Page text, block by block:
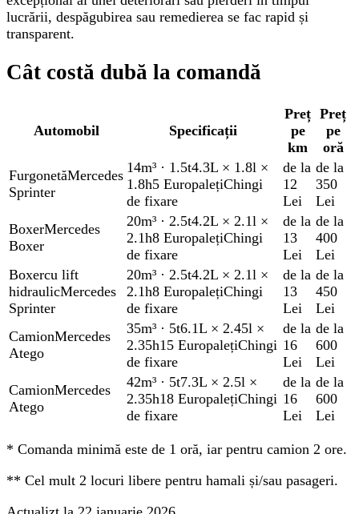
lucrării, despăgubirea sau remedierea se fac rapid și
transparent.
Cât costă dubă la comandă
Automobil Specificații
Preț
pe
km
Preț
pe
oră
FurgonetăMercedes
Sprinter
14m³ · 1.5t4.3L × 1.8l ×
1.8h5 EuropalețiChingi
de fixare
de la
12
Lei
de la
350
Lei
BoxerMercedes
Boxer
20m³ · 2.5t4.2L × 2.1l ×
2.1h8 EuropalețiChingi
de fixare
de la
13
Lei
de la
400
Lei
Boxercu lift
hidraulicMercedes
Sprinter
20m³ · 2.5t4.2L × 2.1l ×
2.1h8 EuropalețiChingi
de fixare
de la
13
Lei
de la
450
Lei
CamionMercedes
Atego
35m³ · 5t6.1L × 2.45l ×
2.35h15 EuropalețiChingi
de fixare
de la
16
Lei
de la
600
Lei
CamionMercedes
Atego
42m³ · 5t7.3L × 2.5l ×
2.35h18 EuropalețiChingi
de fixare
de la
16
Lei
de la
600
Lei
* Comanda minimă este de 1 oră, iar pentru camion 2 ore.
** Cel mult 2 locuri libere pentru hamali și/sau pasageri.